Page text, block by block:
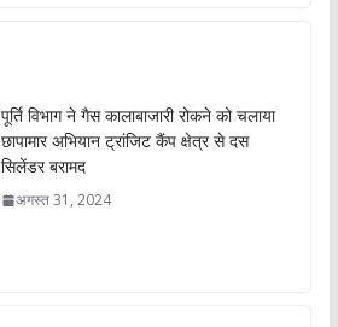
पूर्ति विभाग ने गैस कालाबाजारी रोकने को चलाया
छापामार अभियान ट्रांजिट कैंप क्षेत्र से दस
सिलेंडर बरामद
अगस्त 31, 2024